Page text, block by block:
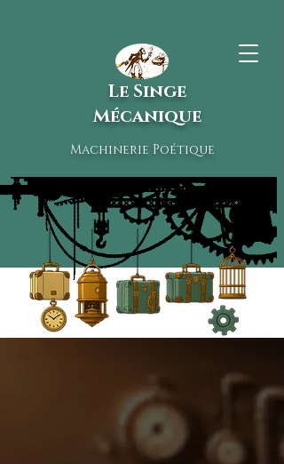
Le Singe
Mécanique
Machinerie Poétique